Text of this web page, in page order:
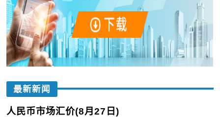
最新新闻
人民币市场汇价(8月27日)